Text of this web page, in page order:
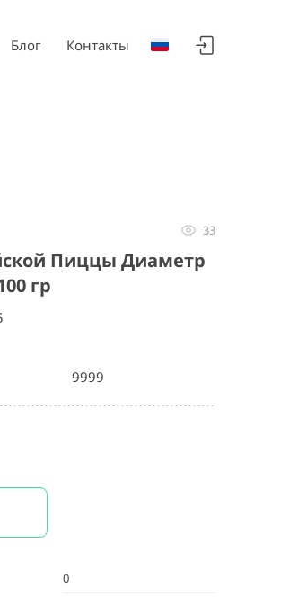
Блог Контакты
33
Пиццы Диаметр
гр
9999